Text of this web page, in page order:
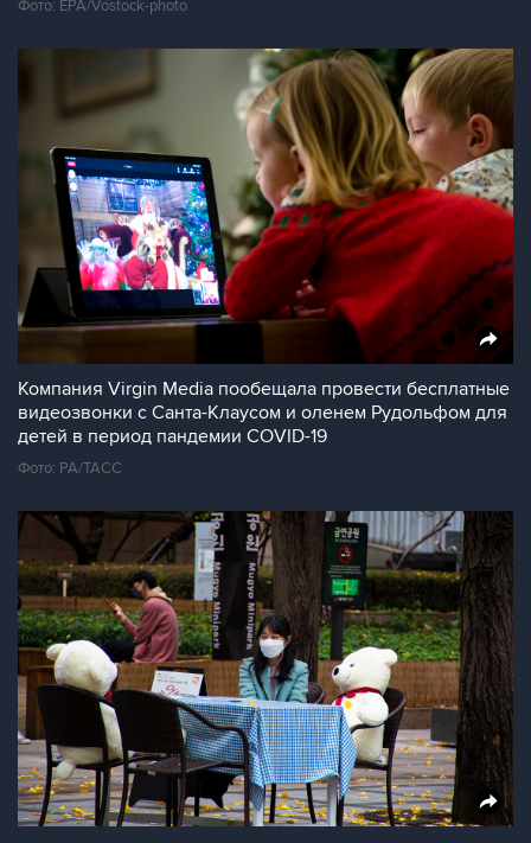
Фото: EPA/Vostock-photo
Компания Virgin Media пообещала провести бесплатные
видеозвонки с Санта-Клаусом и оленем Рудольфом для
детей в период пандемии COVID-19
Фото: PA/ТАСС